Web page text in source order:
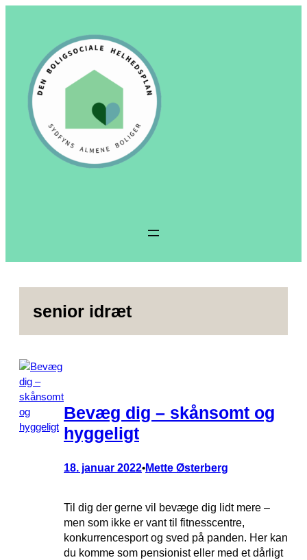
senior idræt
Bevæg dig – skånsomt og
hyggeligt
18. januar 2022•Mette Østerberg
Til dig der gerne vil bevæge dig lidt mere –
men som ikke er vant til fitnesscentre,
konkurrencesport og sved på panden. Her kan
du komme som pensionist eller med et dårligt